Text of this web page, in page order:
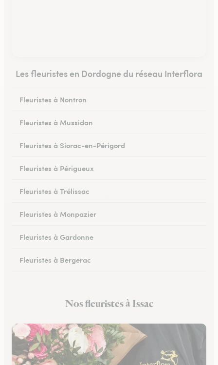
Les fleuristes en Dordogne du réseau Interflora
Fleuristes à Nontron
Fleuristes à Mussidan
Fleuristes à Siorac-en-Périgord
Fleuristes à Périgueux
Fleuristes à Trélissac
Fleuristes à Monpazier
Fleuristes à Gardonne
Fleuristes à Bergerac
Fleuristes à EymetNos fleuristes à Issac